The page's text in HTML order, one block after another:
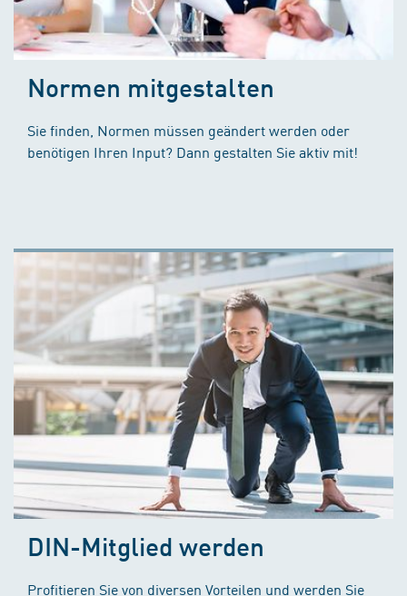
Normen mitgestalten
Sie finden, Normen müssen geändert werden oder
benötigen Ihren Input? Dann gestalten Sie aktiv mit!
DIN-Mitglied werden
Profitieren Sie von diversen Vorteilen und werden Sie